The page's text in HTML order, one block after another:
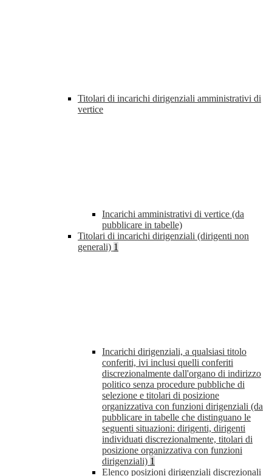
Titolari di incarichi dirigenziali amministrativi di
vertice
Incarichi amministrativi di vertice (da
pubblicare in tabelle)
Titolari di incarichi dirigenziali (dirigenti non
generali) 1
Incarichi dirigenziali, a qualsiasi titolo
conferiti, ivi inclusi quelli conferiti
discrezionalmente dall'organo di indirizzo
politico senza procedure pubbliche di
selezione e titolari di posizione
organizzativa con funzioni dirigenziali (da
pubblicare in tabelle che distinguano le
seguenti situazioni: dirigenti, dirigenti
individuati discrezionalmente, titolari di
posizione organizzativa con funzioni
dirigenziali) 1
Elenco posizioni dirigenziali discrezionali